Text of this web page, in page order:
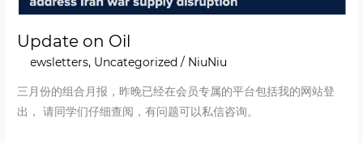
Update on Oil
Newsletters, Uncategorized / NiuNiu
三月份的组合月报，昨晚已经在会员专属的平台包括我的网站登
出， 请同学们仔细查阅，有问题可以私信咨询。